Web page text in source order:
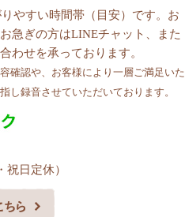
やすい時間帯（目安）です。お
急ぎの方はLINEチャット、また
わせを承っております。
確認や、お客様により一層ご満足いた
し録音させていただいております。
日定休）